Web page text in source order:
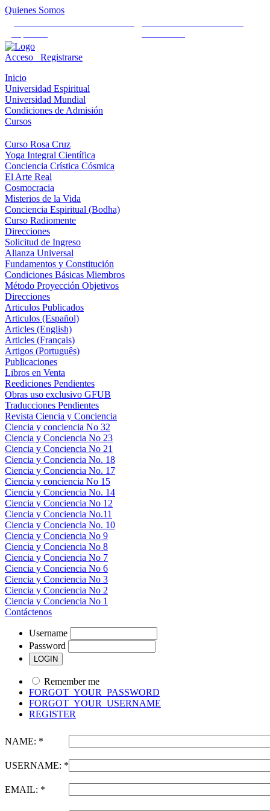
Quienes Somos
Acceso
Registrarse
Inicio
Universidad Espiritual
Universidad Mundial
Condiciones de Admisión
Cursos
Curso Rosa Cruz
Yoga Integral Científica
Conciencia Crística Cósmica
El Arte Real
Cosmocracia
Misterios de la Vida
Conciencia Espiritual (Bodha)
Curso Radiomente
Direcciones
Solicitud de Ingreso
Alianza Universal
Fundamentos y Constitución
Condiciones Básicas Miembros
Método Proyección Objetivos
Direcciones
Articulos Publicados
Articulos (Español)
Articles (English)
Articles (Français)
Artigos (Português)
Publicaciones
Libros en Venta
Reediciones Pendientes
Obras uso exclusivo GFUB
Traducciones Pendientes
Revista Ciencia y Conciencia
Ciencia y conciencia No 32
Ciencia y Conciencia No 23
Ciencia y Conciencia No 21
Ciencia y Conciencia No. 18
Ciencia y Conciencia No. 17
Ciencia y conciencia No 15
Ciencia y Conciencia No. 14
Ciencia y Conciencia No 12
Ciencia y Conciencia No.11
Ciencia y Conciencia No. 10
Ciencia y Conciencia No 9
Ciencia y Conciencia No 8
Ciencia y Conciencia No 7
Ciencia y Conciencia No 6
Ciencia y Conciencia No 3
Ciencia y Conciencia No 2
Ciencia y Conciencia No 1
Contáctenos
Username
Password
Remember me
FORGOT_YOUR_PASSWORD
FORGOT_YOUR_USERNAME
REGISTER
NAME: *
USERNAME: *
EMAIL: *